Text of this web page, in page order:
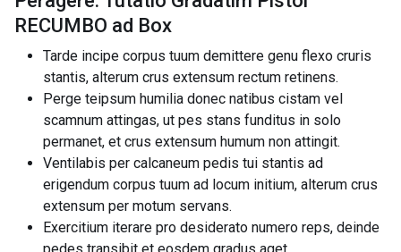
RECUMBO ad Box
Tarde incipe corpus tuum demittere genu flexo cruris
stantis, alterum crus extensum rectum retinens.
Perge teipsum humilia donec natibus cistam vel
scamnum attingas, ut pes stans funditus in solo
permanet, et crus extensum humum non attingit.
Ventilabis per calcaneum pedis tui stantis ad
erigendum corpus tuum ad locum initium, alterum crus
extensum per motum servans.
Exercitium iterare pro desiderato numero reps, deinde